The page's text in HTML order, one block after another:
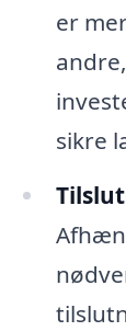
er
sikre